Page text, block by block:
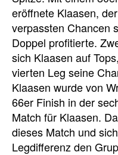
eröffnete Klaasen,
verpassten Chancen
Doppel profitierte.
sich Klaasen auf
vierten Leg seine
Klaasen wurde von
66er Finish in der
Match für Klaasen.
dieses Match und
Legdifferenz den